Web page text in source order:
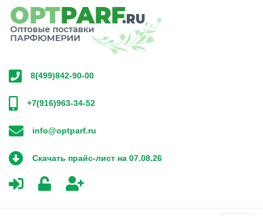
8(499)842-90-00
+7(916)963-34-52
info@optparf.ru
Скачать прайс-лист на 07.08.26